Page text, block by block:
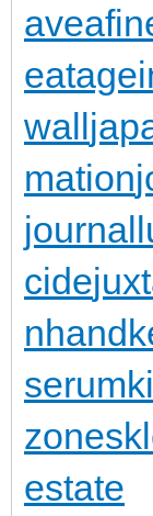
wall
mation
cide
nhand
serum
zones
estate